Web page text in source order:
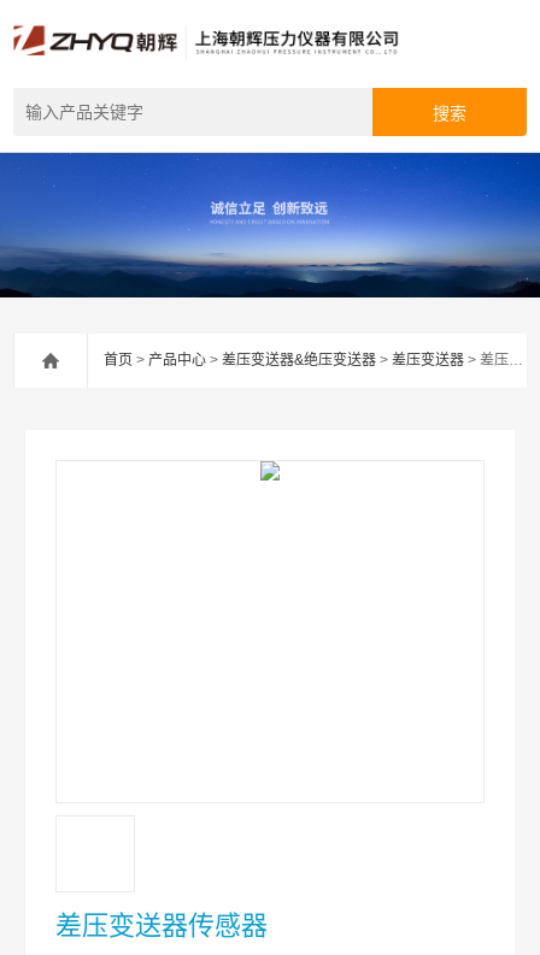
首页 >产品中心 >差压变送器&绝压变送器 >差压变送器 > 差压变送器传感器
差压变送器传感器